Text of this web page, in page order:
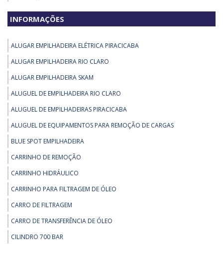
PEÇAS PARA EMPILHADEIRA - BLUE SPOT - FAROL ANTICOLISAO PARA
EMPILHADEIRAS - 24 36 48VDC
REMOÇÃO - TARTARUGA DE REMOÇAO
ATÉ 200TON
REMOÇÃO - TARTARUGA HIDRÁULICA DE 30 A 60 TON
REMOÇÃO - TRANSPORTADOR DE MOTOR 35 TONELADAS
INFORMAÇÕES
ALUGAR EMPILHADEIRA ELÉTRICA PIRACICABA
ALUGAR EMPILHADEIRA RIO CLARO
ALUGAR EMPILHADEIRA SKAM
ALUGUEL DE EMPILHADEIRA RIO CLARO
ALUGUEL DE EMPILHADEIRAS PIRACICABA
ALUGUEL DE EQUIPAMENTOS PARA REMOÇÃO DE CARGAS
BLUE SPOT EMPILHADEIRA
CARRINHO DE REMOÇÃO
CARRINHO HIDRÁULICO
CARRINHO PARA FILTRAGEM DE ÓLEO
CARRO DE FILTRAGEM
CARRO DE TRANSFERÊNCIA DE ÓLEO
CILINDRO 700 BAR